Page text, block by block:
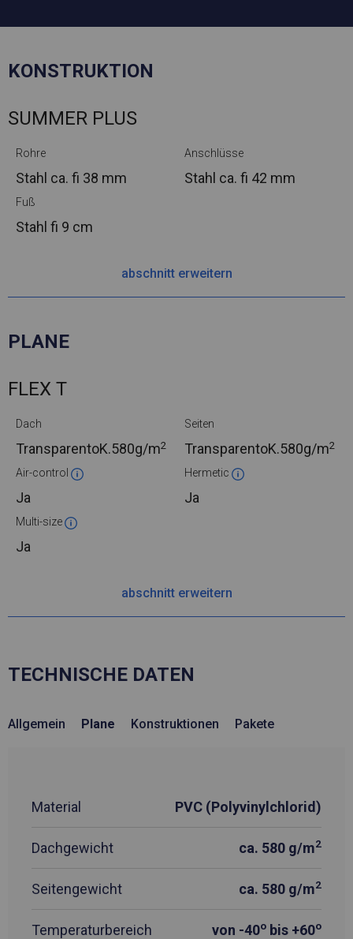
KONSTRUKTION
SUMMER PLUS
Rohre
Stahl ca. fi 38 mm
Anschlüsse
Stahl ca. fi 42 mm
Fuß
Stahl fi 9 cm
abschnitt erweitern
PLANE
FLEX T
Dach
TransparentoK.580g/m2
Seiten
TransparentoK.580g/m2
Air-control
Ja
Hermetic
Ja
Multi-size
Ja
abschnitt erweitern
TECHNISCHE DATEN
Allgemein Plane Konstruktionen Pakete
Material PVC (Polyvinylchlorid)
Dachgewicht ca. 580 g/m2
Seitengewicht ca. 580 g/m2
Temperaturbereich von -40o bis +60o